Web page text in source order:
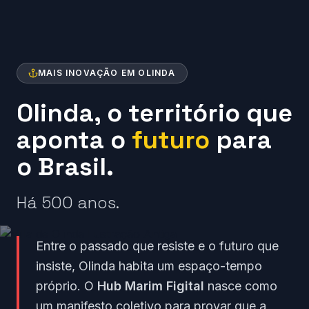
MAIS INOVAÇÃO EM OLINDA
Olinda, o território que
aponta o futuro para
o Brasil.
Há 500 anos.
Entre o passado que resiste e o futuro que
insiste, Olinda habita um espaço-tempo
próprio. O Hub Marim Figital nasce como
um manifesto coletivo para provar que a